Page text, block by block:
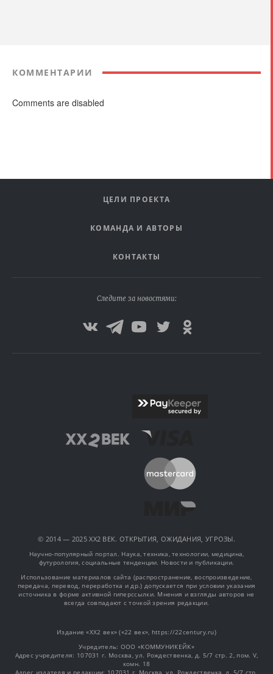
КОММЕНТАРИИ
Comments are disabled
ЦЕЛИ ПРОЕКТА
КОМАНДА И АВТОРЫ
КОНТАКТЫ
Следите за новостями:
© 2014 — 2025 XX2 ВЕК. ОТКРЫТИЯ, ОЖИДАНИЯ, УГРОЗЫ.
Научно-популярный портал. Наука, техника, технологии, медицина,
футурология, социальные тенденции. Новости и публикации.
Использование материалов сайта (распространение, воспроизведение,
передача, перевод, переработка и др.) допускается при условии указания
источника в форме активной гиперссылки. Мнения и взгляды авторов не
всегда совпадают с точкой зрения редакции.
Издание «XX2 век» («22 век», https://22century.ru)
Учредитель: OOO «КОММУНИКЕЙК»
Адрес учредителя: 107031 г. Москва, ул. Рождественка, д. 5/7 стр. 2, пом. V,
комн. 18
Адрес издателя и редакции: 107031 г. Москва, ул. Рождественка, д. 5/7 стр.